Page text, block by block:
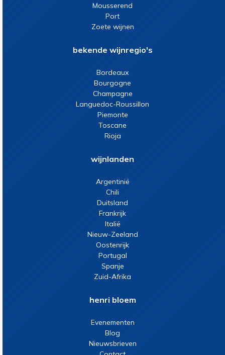
Mousserend
Port
Zoete wijnen
bekende wijnregio's
Bordeaux
Bourgogne
Champagne
Languedoc-Roussillon
Piemonte
Toscane
Rioja
wijnlanden
Argentinië
Chili
Duitsland
Frankrijk
Italië
Nieuw-Zeeland
Oostenrijk
Portugal
Spanje
Zuid-Afrika
henri bloem
Evenementen
Blog
Nieuwsbrieven